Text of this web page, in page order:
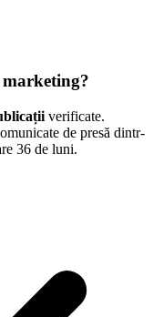
marketing?
verificate.
de presă dintr-
36 de luni.